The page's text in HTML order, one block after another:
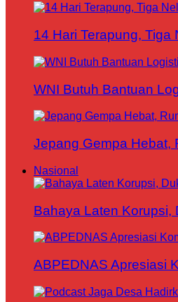
14 Hari Terapung, Tiga
WNI Butuh Bantuan
Jepang Gempa Hebat,
Nasional
Bahaya Laten Korupsi,
ABPEDNAS Apresiasi